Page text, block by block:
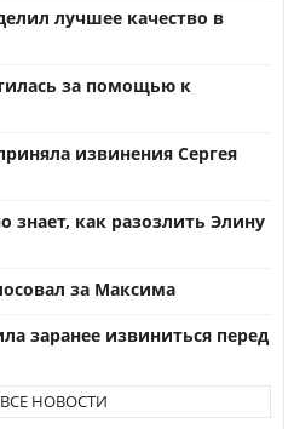
лучшее качество в
за помощью к
извинения Сергея
знает, как разозлить Элину
за Максима
заранее извиниться перед
НОВОСТИ